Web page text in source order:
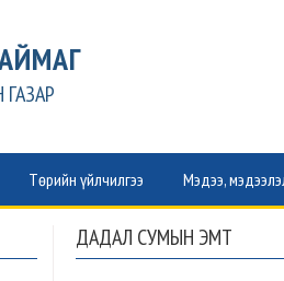
ГАЗАР
Төрийн үйлчилгээ Мэдээ,
ДАДАЛ СУМЫН ЭМТ